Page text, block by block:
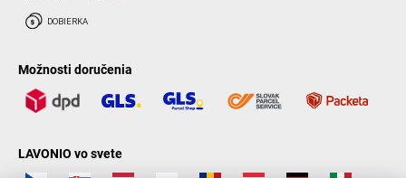
Možnosti doručenia
LAVONIO vo svete